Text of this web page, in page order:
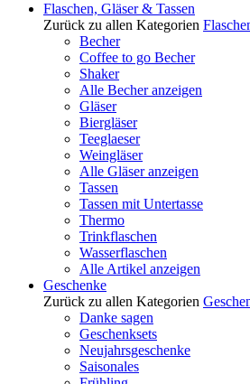
Flaschen, Gläser & Tassen
Zurück zu allen Kategorien
Becher
Coffee to go Becher
Shaker
Alle Becher anzeigen
Gläser
Biergläser
Teeglaeser
Weingläser
Alle Gläser anzeigen
Tassen
Tassen mit Untertasse
Thermo
Trinkflaschen
Wasserflaschen
Alle Artikel anzeigen
Geschenke
Zurück zu allen Kategorien
Danke sagen
Geschenksets
Neujahrsgeschenke
Saisonales